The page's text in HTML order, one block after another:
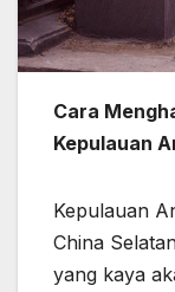
Cara
Kepulauan
Kepulauan
China
yang kaya